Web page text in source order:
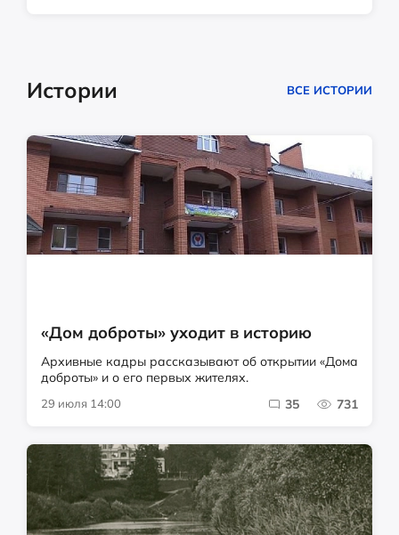
Истории ВСЕ ИСТОРИИ
«Дом доброты» уходит в историю
Архивные кадры рассказывают об открытии «Дома
доброты» и о его первых жителях.
29 июля 14:00 35 731